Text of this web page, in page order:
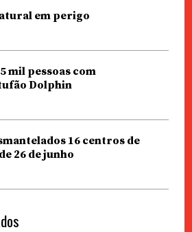
em perigo
mil pessoas com
Dolphin
16 centros de
26 de junho